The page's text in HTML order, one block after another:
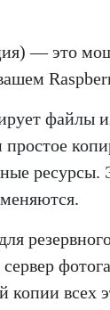
— это
файлы
копии